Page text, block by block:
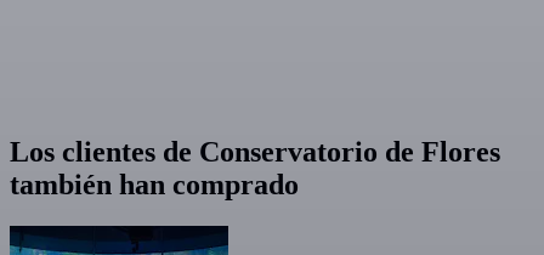
Los clientes de Conservatorio de Flores
también han comprado